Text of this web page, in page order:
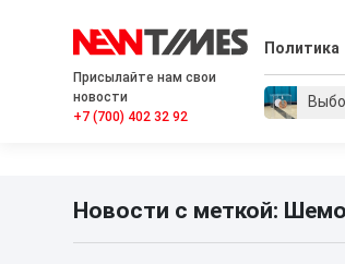
Присылайте нам свои
новости
+7 (700) 402 32 92
Политика
Новости с меткой: